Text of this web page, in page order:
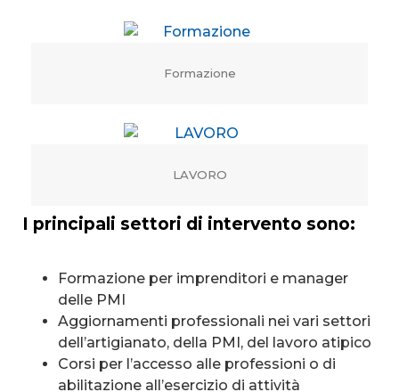
Formazione
LAVORO
I principali settori di intervento sono:
Formazione per imprenditori e manager
delle PMI
Aggiornamenti professionali nei vari settori
dell’artigianato, della PMI, del lavoro atipico
Corsi per l’accesso alle professioni o di
abilitazione all’esercizio di attività